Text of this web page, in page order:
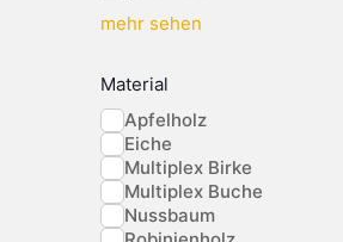
mehr sehen
Material
Apfelholz
Eiche
Multiplex Birke
Multiplex Buche
Nussbaum